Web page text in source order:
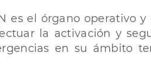
es el órgano operativo
la activación y
en su ámbito